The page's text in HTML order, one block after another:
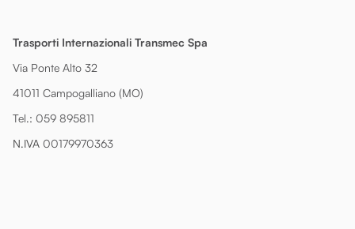
Trasporti Internazionali Transmec Spa
Via Ponte Alto 32
41011 Campogalliano (MO)
Tel.: 059 895811
N.IVA 00179970363